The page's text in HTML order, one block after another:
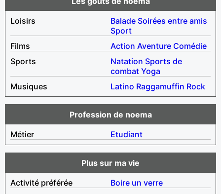
Loisirs
Balade Soirées entre amis
Sport
Films
Action Aventure Comédie
Sports
Natation Sports de
combat Yoga
Musiques
Latino Raggamuffin Rock
Profession de noema
Métier
Etudiant
Plus sur ma vie
Activité préférée
Boire un verre